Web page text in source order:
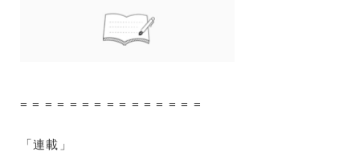
= = = = = = = = = = = = = = =
「連載」